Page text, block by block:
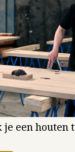
je een houten